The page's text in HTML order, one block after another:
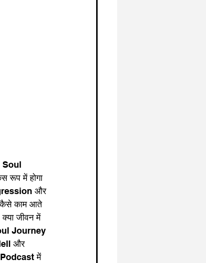
Soul
रूप में होगा
और
काम आते
जीवन में
Journey
और
Podcast में